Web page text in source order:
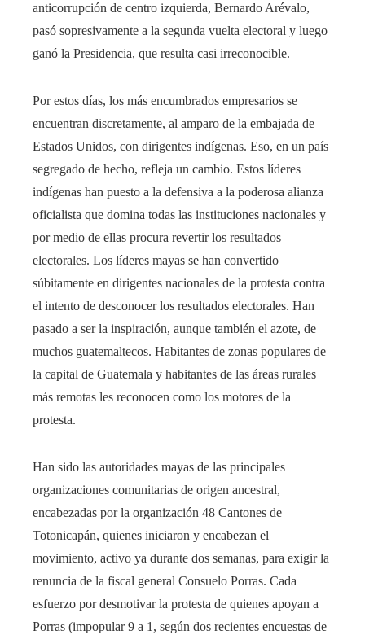
anticorrupción de centro izquierda, Bernardo Arévalo,
pasó sopresivamente a la segunda vuelta electoral y luego
ganó la Presidencia, que resulta casi irreconocible.
Por estos días, los más encumbrados empresarios se
encuentran discretamente, al amparo de la embajada de
Estados Unidos, con dirigentes indígenas. Eso, en un país
segregado de hecho, refleja un cambio. Estos líderes
indígenas han puesto a la defensiva a la poderosa alianza
oficialista que domina todas las instituciones nacionales y
por medio de ellas procura revertir los resultados
electorales. Los líderes mayas se han convertido
súbitamente en dirigentes nacionales de la protesta contra
el intento de desconocer los resultados electorales. Han
pasado a ser la inspiración, aunque también el azote, de
muchos guatemaltecos. Habitantes de zonas populares de
la capital de Guatemala y habitantes de las áreas rurales
más remotas les reconocen como los motores de la
protesta.
Han sido las autoridades mayas de las principales
organizaciones comunitarias de origen ancestral,
encabezadas por la organización 48 Cantones de
Totonicapán, quienes iniciaron y encabezan el
movimiento, activo ya durante dos semanas, para exigir la
renuncia de la fiscal general Consuelo Porras. Cada
esfuerzo por desmotivar la protesta de quienes apoyan a
Porras (impopular 9 a 1, según dos recientes encuestas de